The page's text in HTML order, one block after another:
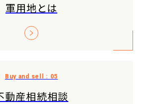
軍用地とは
動産相続相談